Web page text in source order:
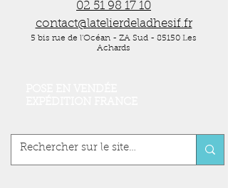
02 51 98 17 10
contact@latelierdeladhesif.fr
5 bis rue de l'Océan - ZA Sud - 85150 Les
Achards